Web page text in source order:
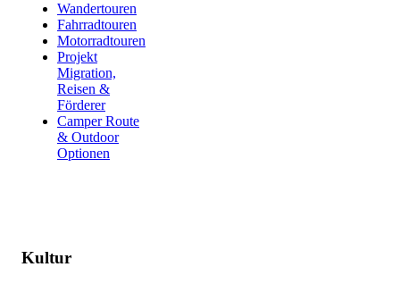
Wandertouren
Fahrradtouren
Motorradtouren
Projekt
Migration,
Reisen &
Förderer
Camper Route
& Outdoor
Optionen
Kultur